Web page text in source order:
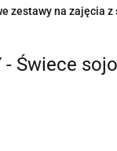
zestawy na zajęcia
- Świece